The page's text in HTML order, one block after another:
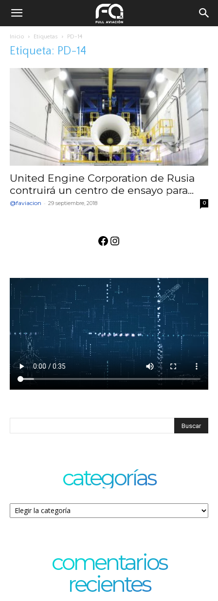
Inicio Etiquetas PD-14
Etiqueta: PD-14
United Engine Corporation de Rusia
contruirá un centro de ensayo para...
@faviacion - 29 septiembre, 2018 0
Facebook
Instagram
categorías
Categorías
comentarios
recientes